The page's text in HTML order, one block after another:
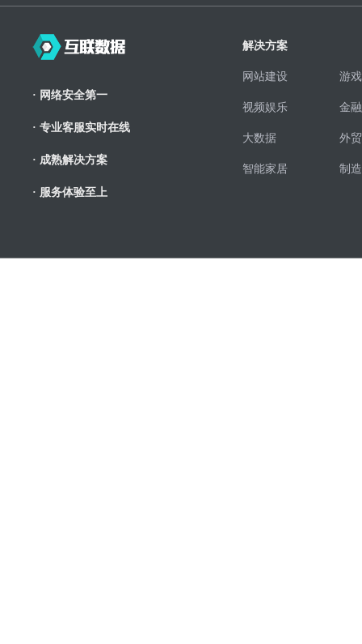
· 网络安全第一
· 专业客服实时在线
· 成熟解决方案
· 服务体验至上
解决方案
网站建设 游
视频娱乐 金
大数据 外
智能家居 制